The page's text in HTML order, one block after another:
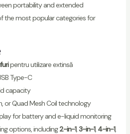
portability and extended
the most popular categories for
pentru utilizare extinsă
Type-C
capacity
or Quad Mesh Coil technology
for battery and e-liquid monitoring
options, including2-in-1,3-in-1, 4-in-1,